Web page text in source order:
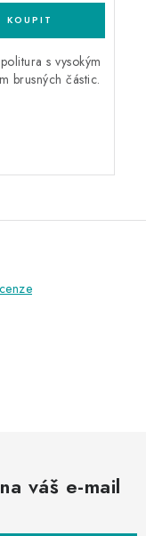
s vysokým
brusných částic.
váš e-mail